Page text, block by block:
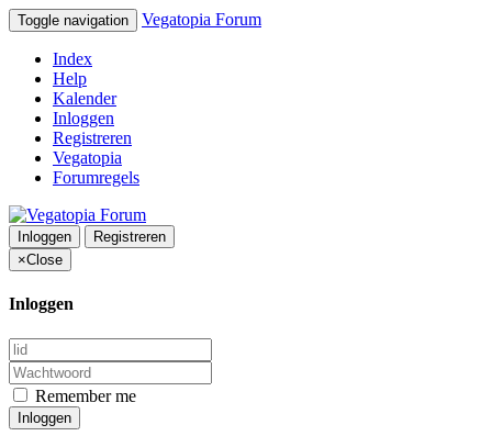
Toggle navigation Vegatopia Forum
Index
Help
Kalender
Inloggen
Registreren
Vegatopia
Forumregels
Inloggen
Registreren
×Close
Inloggen
Remember me
Inloggen